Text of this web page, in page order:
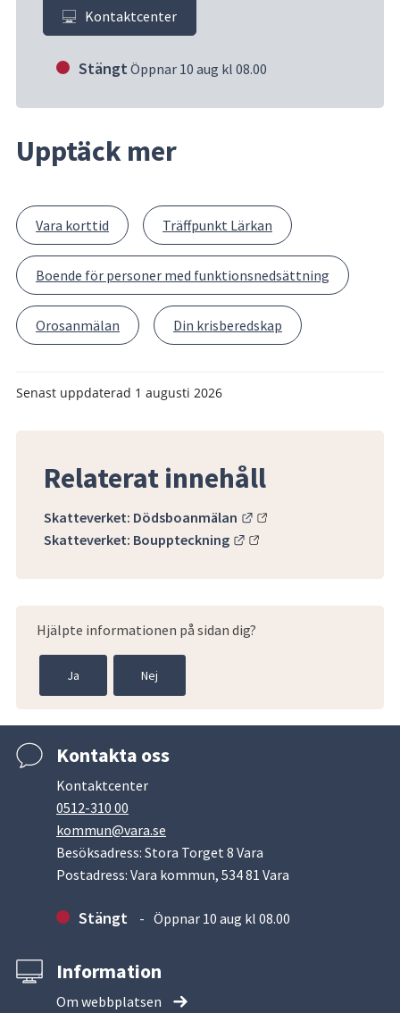
Kontaktcenter
Stängt Öppnar 10 aug kl 08.00
Upptäck mer
Vara korttid Träffpunkt Lärkan
Boende för personer med funktionsnedsättning
Orosanmälan Din krisberedskap
Senast uppdaterad 1 augusti 2026
Relaterat innehåll
Skatteverket: Dödsboanmälan
Länk till annan
Skatteverket: Bouppteckning
Länk till annan
Hjälpte informationen på sidan dig?
Ja Nej
Kontakta oss
Kontaktcenter
0512-310 00
kommun@vara.se
Besöksadress: Stora Torget 8 Vara
Postadress: Vara kommun, 534 81 Vara
Stängt Öppnar 10 aug kl 08.00
Information
Om webbplatsen